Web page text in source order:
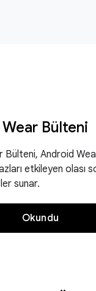
Bülteni
Bülteni, Android
etkileyen olası
sunar.
Okundu